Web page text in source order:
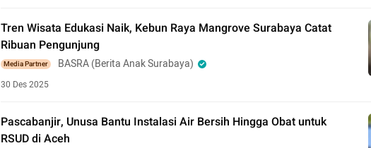
Tren Wisata Edukasi Naik, Kebun Raya Mangrove Surabaya Catat
Ribuan Pengunjung
Media Partner BASRA (Berita Anak Surabaya)
30 Des 2025
Pascabanjir, Unusa Bantu Instalasi Air Bersih Hingga Obat untuk
RSUD di Aceh